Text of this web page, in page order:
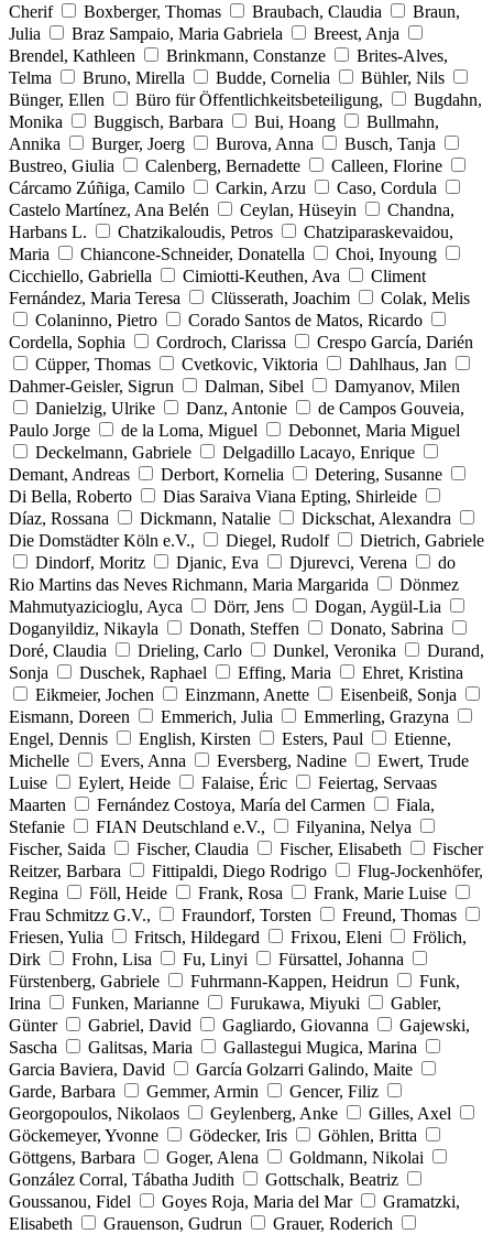
Cherif
Boxberger, Thomas Braubach, Claudia
Braun,
Julia
Braz Sampaio, Maria Gabriela
Breest, Anja
Brendel, Kathleen
Brinkmann, Constanze
Brites-Alves,
Telma
Bruno, Mirella Budde, Cornelia
Bühler, Nils
Bünger, Ellen
Büro für Öffentlichkeitsbeteiligung,
Bugdahn,
Monika
Buggisch, Barbara Bui, Hoang
Bullmahn,
Annika
Burger, Joerg Burova, Anna
Busch, Tanja
Bustreo, Giulia
Calenberg, Bernadette
Calleen, Florine
Cárcamo Zúñiga, Camilo
Carkin, Arzu
Caso, Cordula
Castelo Martínez, Ana Belén
Ceylan, Hüseyin
Chandna,
Harbans L.
Chatzikaloudis, Petros
Chatziparaskevaidou,
Maria
Chiancone-Schneider, Donatella
Choi, Inyoung
Cicchiello, Gabriella
Cimiotti-Keuthen, Ava
Climent
Fernández, Maria Teresa
Clüsserath, Joachim
Colak, Melis
Colaninno, Pietro
Corado Santos de Matos, Ricardo
Cordella, Sophia
Cordroch, Clarissa
Crespo García, Darién
Cüpper, Thomas
Cvetkovic, Viktoria
Dahlhaus, Jan
Dahmer-Geisler, Sigrun
Dalman, Sibel
Damyanov, Milen
Danielzig, Ulrike
Danz, Antonie
de Campos Gouveia,
Paulo Jorge
de la Loma, Miguel
Debonnet, Maria Miguel
Deckelmann, Gabriele
Delgadillo Lacayo, Enrique
Demant, Andreas
Derbort, Kornelia
Detering, Susanne
Di Bella, Roberto
Dias Saraiva Viana Epting, Shirleide
Díaz, Rossana
Dickmann, Natalie
Dickschat, Alexandra
Die Domstädter Köln e.V.,
Diegel, Rudolf
Dietrich, Gabriele
Dindorf, Moritz
Djanic, Eva Djurevci, Verena
do
Rio Martins das Neves Richmann, Maria Margarida
Dönmez
Mahmutyazicioglu, Ayca
Dörr, Jens
Dogan, Aygül-Lia
Doganyildiz, Nikayla
Donath, Steffen
Donato, Sabrina
Doré, Claudia
Drieling, Carlo Dunkel, Veronika
Durand,
Sonja
Duschek, Raphael Effing, Maria
Ehret, Kristina
Eikmeier, Jochen
Einzmann, Anette
Eisenbeiß, Sonja
Eismann, Doreen
Emmerich, Julia
Emmerling, Grazyna
Engel, Dennis
English, Kirsten Esters, Paul
Etienne,
Michelle
Evers, Anna Eversberg, Nadine
Ewert, Trude
Luise
Eylert, Heide Falaise, Éric
Feiertag, Servaas
Maarten
Fernández Costoya, María del Carmen
Fiala,
Stefanie
FIAN Deutschland e.V.,
Filyanina, Nelya
Fischer, Saida
Fischer, Claudia Fischer, Elisabeth
Fischer
Reitzer, Barbara
Fittipaldi, Diego Rodrigo
Flug-Jockenhöfer,
Regina
Föll, Heide Frank, Rosa
Frank, Marie Luise
Frau Schmitzz G.V.,
Fraundorf, Torsten
Freund, Thomas
Friesen, Yulia
Fritsch, Hildegard Frixou, Eleni
Frölich,
Dirk
Frohn, Lisa Fu, Linyi
Fürsattel, Johanna
Fürstenberg, Gabriele
Fuhrmann-Kappen, Heidrun
Funk,
Irina
Funken, Marianne Furukawa, Miyuki
Gabler,
Günter
Gabriel, David Gagliardo, Giovanna
Gajewski,
Sascha
Galitsas, Maria
Gallastegui Mugica, Marina
Garcia Baviera, David
García Golzarri Galindo, Maite
Garde, Barbara
Gemmer, Armin
Gencer, Filiz
Georgopoulos, Nikolaos
Geylenberg, Anke
Gilles, Axel
Göckemeyer, Yvonne
Gödecker, Iris
Göhlen, Britta
Göttgens, Barbara
Goger, Alena
Goldmann, Nikolai
González Corral, Tábatha Judith
Gottschalk, Beatriz
Goussanou, Fidel
Goyes Roja, Maria del Mar
Gramatzki,
Elisabeth
Grauenson, Gudrun
Grauer, Roderich